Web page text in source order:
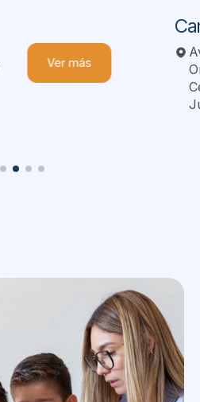
Ver más